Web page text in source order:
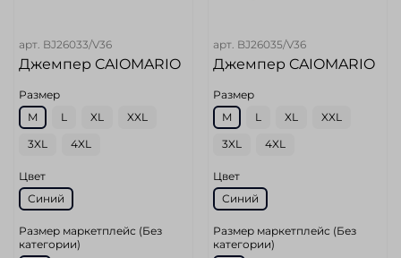
арт. BJ26033/V36
Джемпер CAIOMARIO
Размер
M
L XL XXL
3XL 4XL
Цвет
Синий
Размер маркетплейс (Без
категории)
арт. BJ26035/V36
Джемпер CAIOMARIO
Размер
M
L XL XXL
3XL 4XL
Цвет
Синий
Размер маркетплейс (Без
категории)